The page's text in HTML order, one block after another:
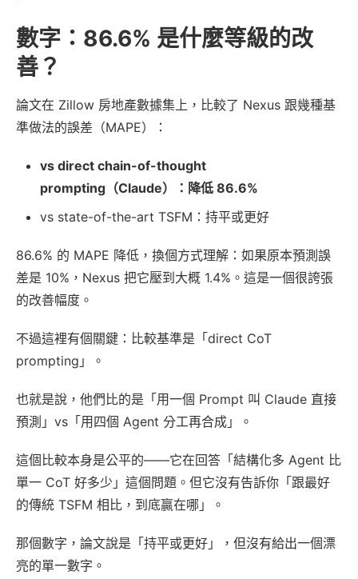
數字：86.6% 是什麼等級的改
善？
論文在 Zillow 房地產數據集上，比較了 Nexus 跟幾種基
準做法的誤差（MAPE）：
vs direct chain-of-thought
prompting（Claude）：降低 86.6%
vs state-of-the-art TSFM：持平或更好
86.6% 的 MAPE 降低，換個方式理解：如果原本預測誤
差是 10%，Nexus 把它壓到大概 1.4%。這是一個很誇張
的改善幅度。
不過這裡有個關鍵：比較基準是「direct CoT
prompting」。
也就是說，他們比的是「用一個 Prompt 叫 Claude 直接
預測」vs「用四個 Agent 分工再合成」。
這個比較本身是公平的——它在回答「結構化多 Agent 比
單一 CoT 好多少」這個問題。但它沒有告訴你「跟最好
的傳統 TSFM 相比，到底贏在哪」。
那個數字，論文說是「持平或更好」，但沒有給出一個漂
亮的單一數字。